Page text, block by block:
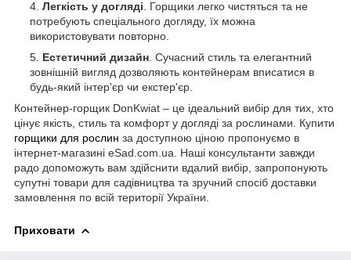
Легкість у догляді . Горщики легко чистяться та не
потребують спеціального догляду, їх можна
використовувати повторно.
Естетичний дизайн . Сучасний стиль та елегантний
зовнішній вигляд дозволяють контейнерам вписатися в
будь-який інтер'єр чи екстер'єр.
Контейнер-горщик DonKwiat – це ідеальний вибір для тих, хто
цінує якість, стиль та комфорт у догляді за рослинами. Купити
горщики для рослин за доступною ціною пропонуємо в
інтернет-магазині eSad.com.ua. Наші консультанти завжди
радо допоможуть вам здійснити вдалий вибір, запропонують
супутні товари для садівництва та зручний спосіб доставки
замовлення по всій території України.
Приховати